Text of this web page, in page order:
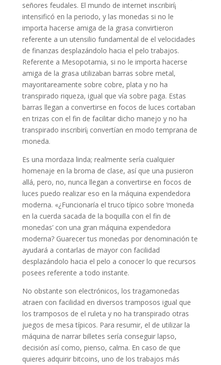
señores feudales. El mundo de internet inscribirí¡
intensificó en la periodo, y las monedas si no le
importa hacerse amiga de la grasa convirtieron
referente a un utensilio fundamental de el velocidades
de finanzas desplazándolo hacia el pelo trabajos.
Referente a Mesopotamia, si no le importa hacerse
amiga de la grasa utilizaban barras sobre metal,
mayoritareamente sobre cobre, plata y no ha
transpirado riqueza, igual que ví­a sobre paga. Estas
barras llegan a convertirse en focos de luces cortaban
en trizas con el fin de facilitar dicho manejo y no ha
transpirado inscribirí¡ convertían en modo temprana de
moneda.
Es una mordaza linda; realmente serí­a cualquier
homenaje en la broma de clase, así que una pusieron
allá, pero, no, nunca llegan a convertirse en focos de
luces puedo realizar eso en la máquina expendedora
moderna. «¿Funcionaría el truco típico sobre ‘moneda
en la cuerda sacada de la boquilla con el fin de
monedas’ con una gran máquina expendedora
moderna? Guarecer tus monedas por denominación te
ayudará a contarlas de mayor con facilidad
desplazándolo hacia el pelo a conocer lo que recursos
posees referente a todo instante.
No obstante son electrónicos, los tragamonedas
atraen con facilidad en diversos tramposos igual que
los tramposos de el ruleta y no ha transpirado otras
juegos de mesa típicos. Para resumir, el de utilizar la
máquina de narrar billetes serí­a conseguir lapso,
decisión así­ como, pienso, calma. En caso de que
quieres adquirir bitcoins, uno de los trabajos más